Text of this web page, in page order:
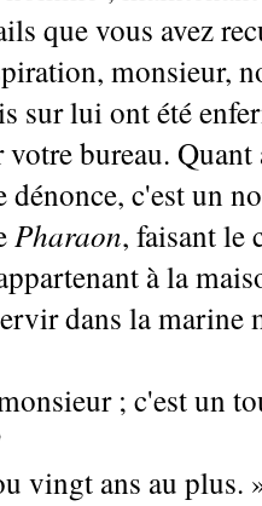
que vous avez
monsieur,
sur lui ont été
votre bureau.
dénonce, c'est un
Pharaon, faisant le
à la
dans la marine
; c'est un
vingt ans au plus.